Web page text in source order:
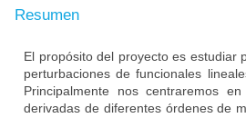
Resumen
El propósito del proyecto es estudiar
perturbaciones de funcionales
Principalmente nos centraremos
derivadas de diferentes órdenes de